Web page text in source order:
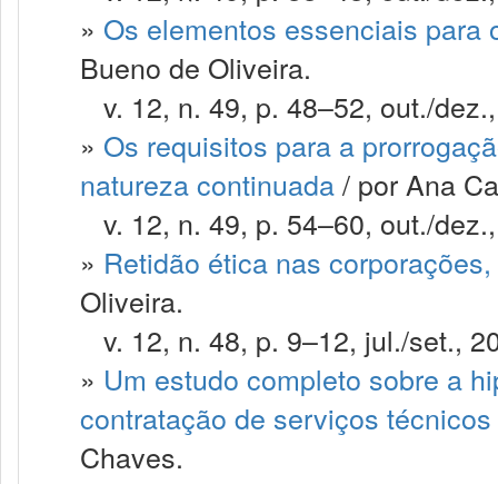
» Os elementos essenciais para
Bueno de Oliveira.
v. 12, n. 49, p. 48–52, out./
» Os requisitos para a
natureza continuada/ por Ana
v. 12, n. 49, p. 54–60, out./
» Retidão ética nas
Oliveira.
v. 12, n. 48, p. 9–12, jul./set.,
» Um estudo completo sobre a
contratação de serviços
Chaves.